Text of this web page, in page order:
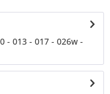
- 013 - 017 - 026w -